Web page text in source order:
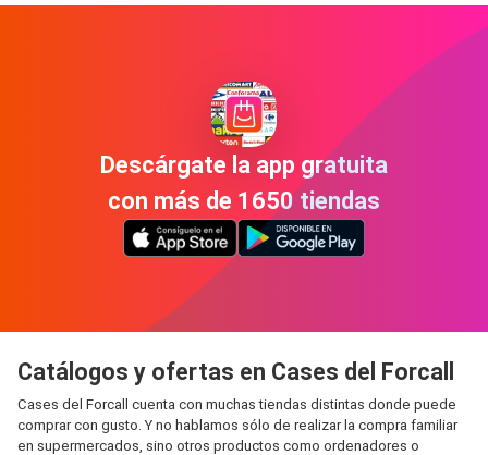
Descárgate la app gratuita
con más de 1650 tiendas
Catálogos y ofertas en Cases del Forcall
Cases del Forcall cuenta con muchas tiendas distintas donde puede
comprar con gusto. Y no hablamos sólo de realizar la compra familiar
en supermercados, sino otros productos como ordenadores o